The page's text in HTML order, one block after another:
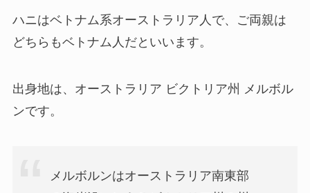
ハニはベトナム系オーストラリア人で、ご両親は
どちらもベトナム人だといいます。
出身地は、オーストラリア ビクトリア州 メルボル
ンです。
メルボルンはオーストラリア南東部